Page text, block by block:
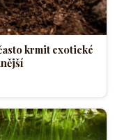
krmit exotické